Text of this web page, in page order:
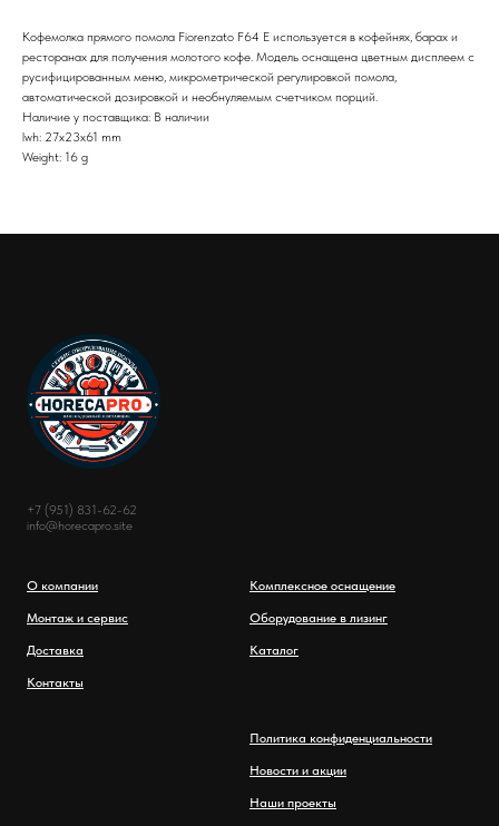
Кофемолка прямого помола Fiorenzato F64 E используется в кофейнях, барах и
ресторанах для получения молотого кофе. Модель оснащена цветным дисплеем с
русифицированным меню, микрометрической регулировкой помола,
автоматической дозировкой и необнуляемым счетчиком порций.
Наличие у поставщика: В наличии
lwh: 27x23x61 mm
Weight: 16 g
+7 (951) 831-62-62
info@horecapro.site
О компании
Монтаж и сервис
Доставка
Контакты
Комплексное оснащение
Оборудование в лизинг
Каталог
Политика конфиденциальности
Новости и акции
Наши проекты